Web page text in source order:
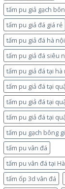
tấm pu giả gạch
tấm pu giả đá giá rẻ
tấm pu giả đá hà nội
tấm pu giả đá siêu
tấm pu giả đá tại hà
tấm pu giả đá tại
tấm pu giả đá tại
tấm pu giả đá tại
tấm pu gạch bông
tấm pu vân đá
tấm pu vân đá tại
tấm ốp 3d vân đá